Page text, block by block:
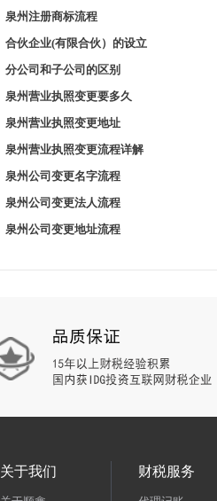
泉州注册商标流程
合伙企业(有限合伙）的设立
分公司和子公司的区别
泉州营业执照变更要多久
泉州营业执照变更地址
泉州营业执照变更流程详解
泉州公司变更名字流程
泉州公司变更法人流程
泉州公司变更地址流程
关于我们 财税服务